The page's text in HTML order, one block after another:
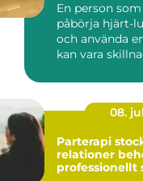
En person
påbörja hjärt-
och använda
kan vara
08. jul
Parterapi
relationer
professionellt